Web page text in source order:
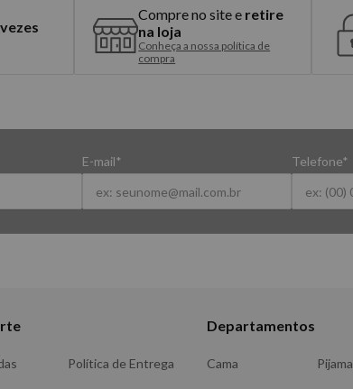
Compre no site e retire
na loja
Conheça a nossa política de
compra
E-mail*
Telefone*
Política de Entrega
Departamentos
Cama Pijama